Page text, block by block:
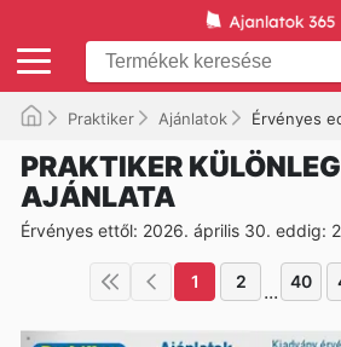
Praktiker Ajánlatok Érvényes
PRAKTIKER
AJÁNLATA
Érvényes ettől: 2026. április 30. eddig:
1 2 ... 40